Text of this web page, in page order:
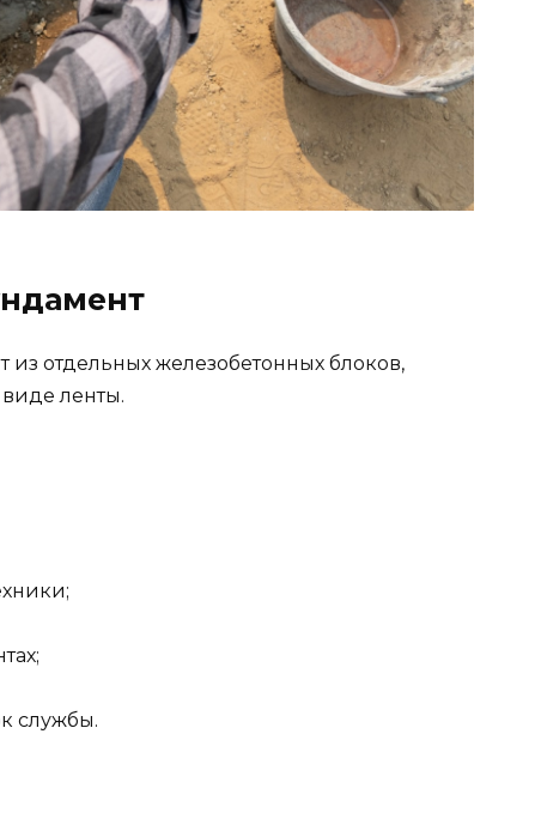
отдельных железобетонных блоков,
ленты.
службы.